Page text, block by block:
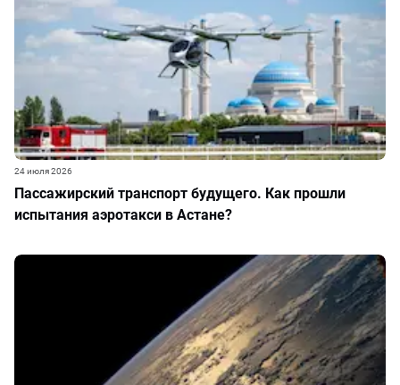
Пассажирский транспорт будущего. Как прошли
испытания аэротакси в Астане?
24 июля 2026